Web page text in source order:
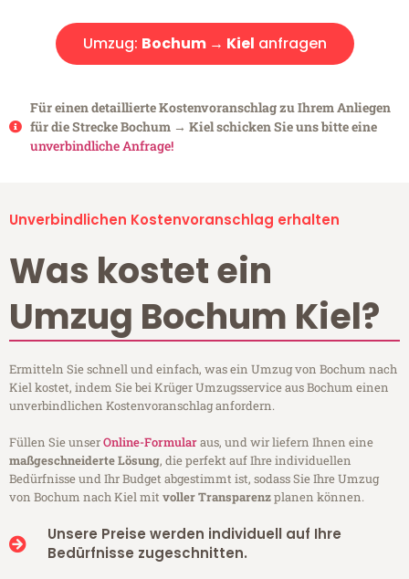
Umzug: Bochum → Kiel anfragen
Für einen detaillierte Kostenvoranschlag zu Ihrem Anliegen
für die Strecke Bochum → Kiel schicken Sie uns bitte eine
unverbindliche Anfrage!
Unverbindlichen Kostenvoranschlag erhalten
Was kostet ein
Umzug Bochum Kiel?
Ermitteln Sie schnell und einfach, was ein Umzug von Bochum nach
Kiel kostet, indem Sie bei Krüger Umzugsservice aus Bochum einen
unverbindlichen Kostenvoranschlag anfordern.
Füllen Sie unserOnline-Formularaus, und wir liefern Ihnen eine
maßgeschneiderte Lösung, die perfekt auf Ihre individuellen
Bedürfnisse und Ihr Budget abgestimmt ist, sodass Sie Ihre Umzug
von Bochum nach Kiel mitvoller Transparenzplanen können.
Unsere Preise werden individuell auf Ihre
Bedürfnisse zugeschnitten.